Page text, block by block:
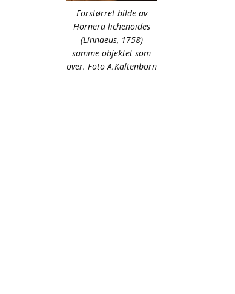
Forstørret bilde av
Hornera lichenoides
(Linnaeus, 1758)
samme objektet som
over. Foto A.Kaltenborn